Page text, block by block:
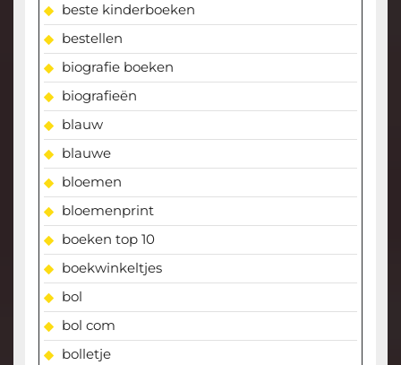
beste kinderboeken
bestellen
biografie boeken
biografieën
blauw
blauwe
bloemen
bloemenprint
boeken top 10
boekwinkeltjes
bol
bol com
bolletje